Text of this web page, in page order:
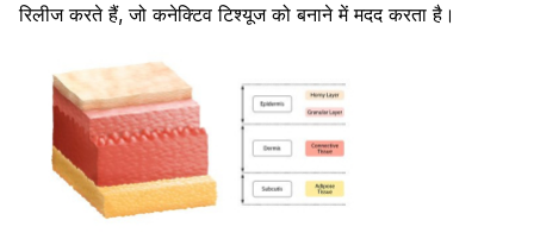
रिलीज करते हैं, जो कनेक्टिव टिश्यूज को बनाने में मदद करता है।